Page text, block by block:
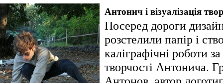
Антонич і візуалізація
Посеред дороги
розстелили папір і
каліграфічні роботи
творчості Антонича.